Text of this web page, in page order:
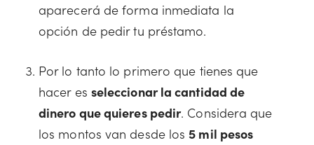
aparecerá de forma inmediata la
opción de pedir tu préstamo.
Por lo tanto lo primero que tienes que
hacer es seleccionar la cantidad de
dinero que quieres pedir. Considera que
los montos van desde los5 mil pesos